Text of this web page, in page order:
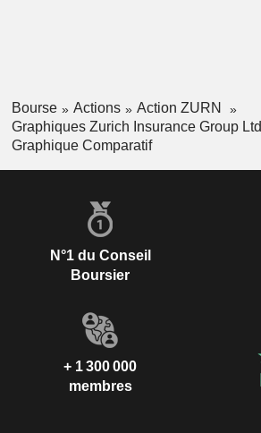
Bourse Actions
Action ZURN
Graphiques Zurich Insurance Group Ltd
Graphique Comparatif
N°1 du Conseil
Boursier
+ 1 300 000
membres